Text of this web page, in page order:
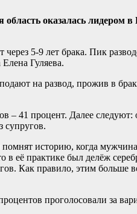
оказалась лидером
5-9 лет брака. Пик
Гуляева.
на развод, прожив в
– 41 процент. Далее следуют:
супругов.
историю, когда
её практике был делёж
Как правило, этим
проголосовали за